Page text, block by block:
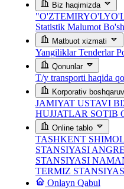
Biz haqimizda
Statistik Malumot
Matbuot xizmati
YangiliklarTenderlar
Qonunlar
T/y transporti haqida
Korporativ boshqaruv
JAMIYAT USTAVI
HUJJATLAR SOTIB
Online tablo
TASHKENT
STANSIYASI
STANSIYASI
TERMIZ
Onlayn Qabul